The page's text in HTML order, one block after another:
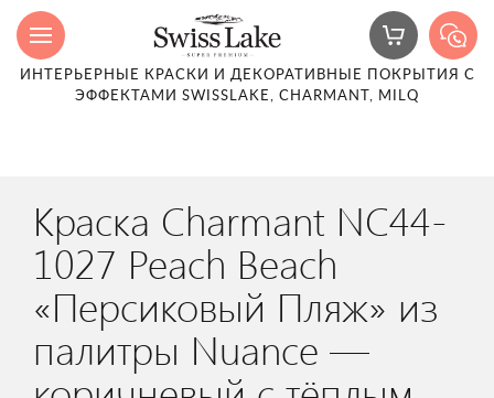
ИНТЕРЬЕРНЫЕ КРАСКИ И ДЕКОРАТИВНЫЕ ПОКРЫТИЯ С
ЭФФЕКТАМИ SWISSLAKE, CHARMANT, MILQ
Краска Charmant NC44-
1027 Peach Beach
«Персиковый Пляж» из
палитры Nuance —